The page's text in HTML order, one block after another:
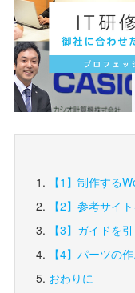
【1】制作する
【2】参考サイ
【3】ガイドを引
【4】パーツの
おわりに